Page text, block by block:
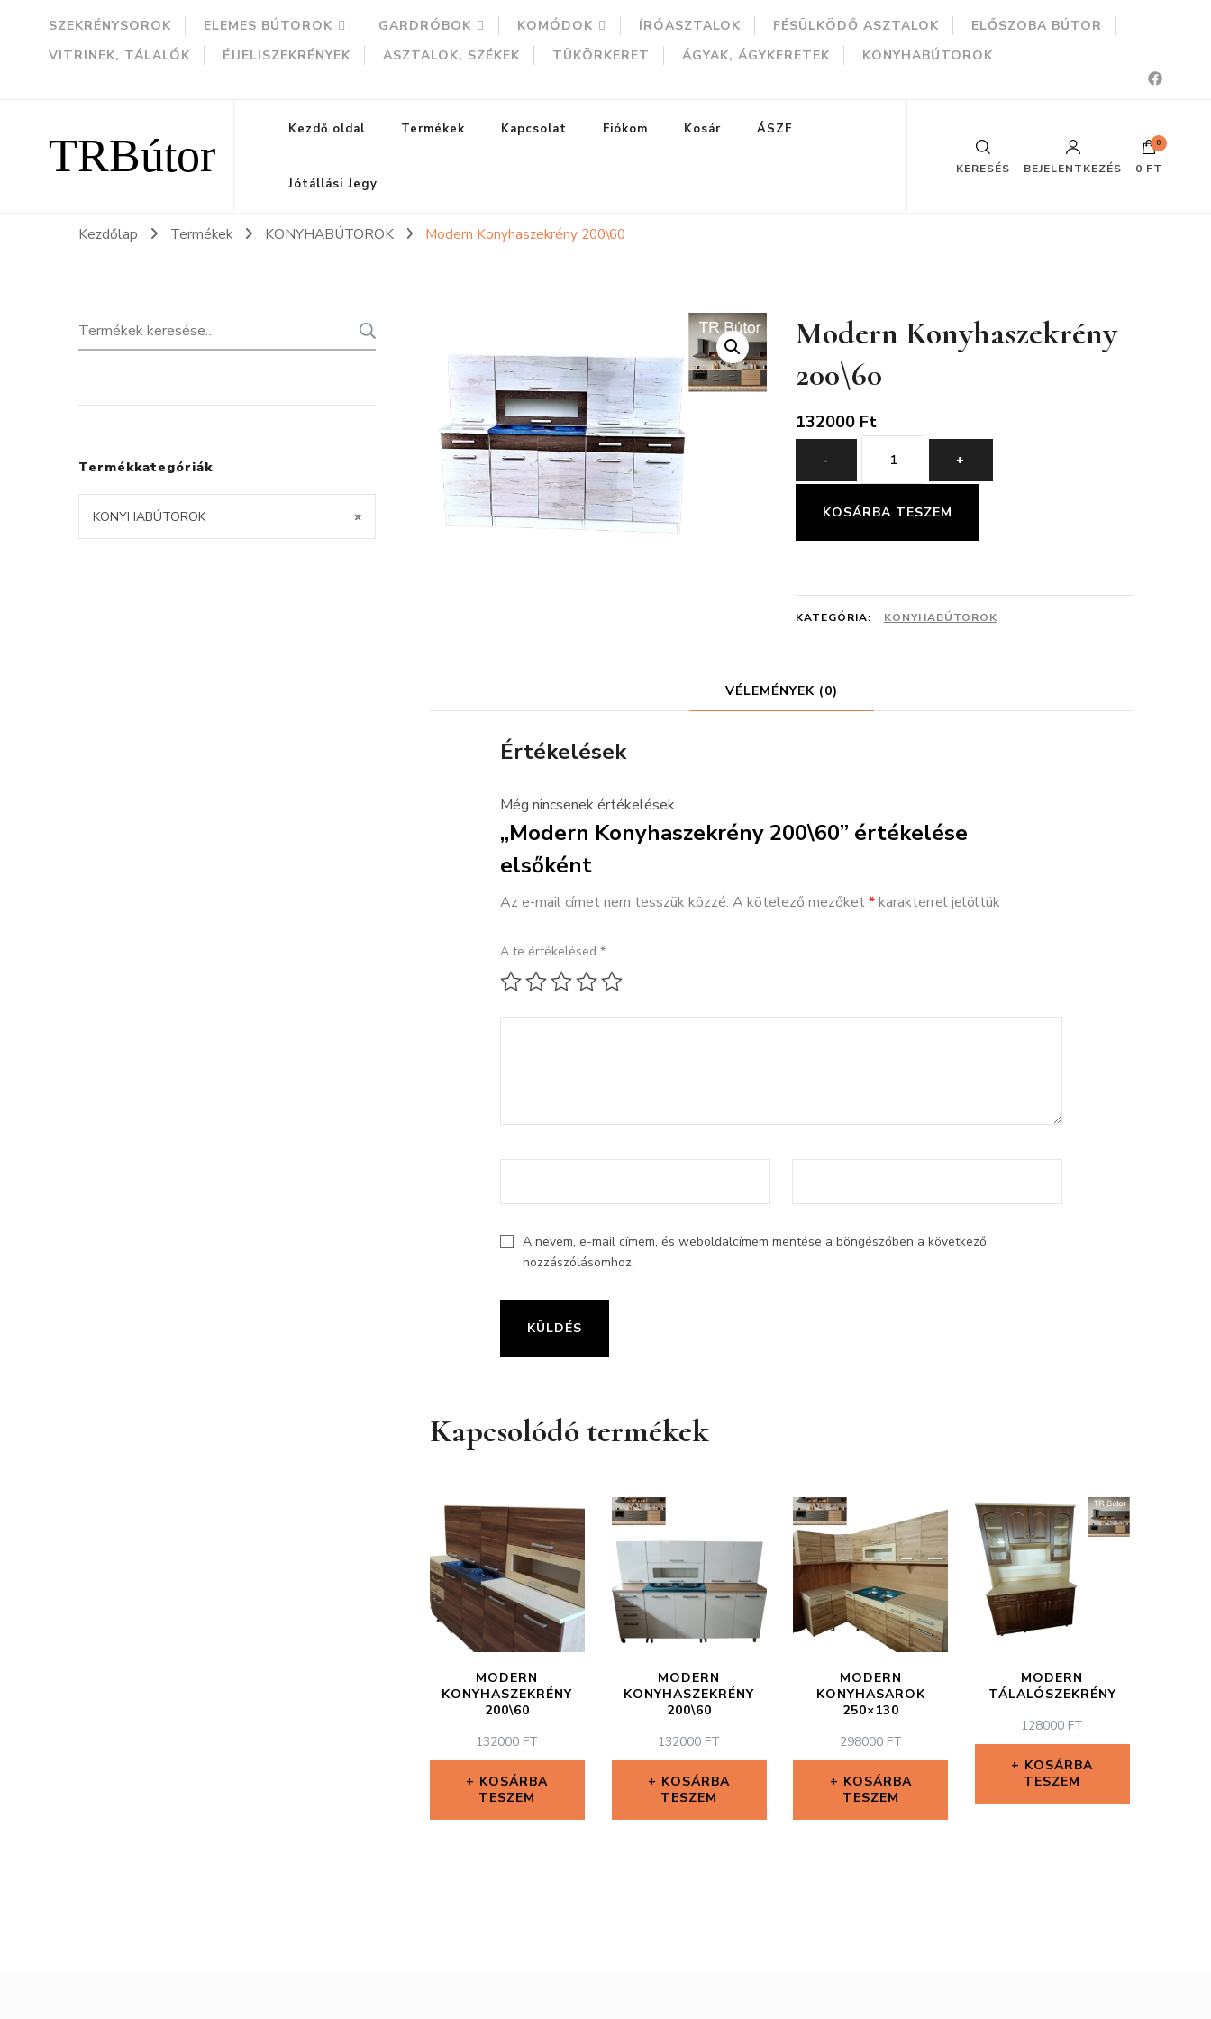
SZEKRÉNYSOROK ELEMES BÚTOROK GARDRÓBOK KOMÓDOK ÍRÓASZTALOK FÉSÜLKÖDŐ ASZTALOK
ELŐSZOBA BÚTOR
VITRINEK, TÁLALÓK
ÉJJELISZEKRÉNYEK ASZTALOK, SZÉKEK TÜKÖRKERET ÁGYAK, ÁGYKERETEK KONYHABÚTOROK
TRBútor Kezdő oldal Termékek Kapcsolat Fiókom Kosár ÁSZF
Jótállási Jegy
KERESÉS BEJELENTKEZÉS
0
0 FT
Kezdőlap Termékek KONYHABÚTOROK Modern Konyhaszekrény 200\60
Modern Konyhaszekrény
200\60
132000 Ft
-
Modern
Konyhaszekrény
200\60
mennyiség
+
KOSÁRBA TESZEM
KATEGÓRIA: KONYHABÚTOROK
VÉLEMÉNYEK (0)
Értékelések
Még nincsenek értékelések.
„Modern Konyhaszekrény 200\60” értékelése
elsőként
Az e-mail címet nem tesszük közzé. A kötelező mezőket*karakterrel jelöltük
A te értékelésed *
1 / 5 csillag
2 / 5 csillag
3 / 5 csillag
4 / 5 csillag
A nevem, e-mail címem, és weboldalcímem mentése a böngészőben a következő
hozzászólásomhoz.
Kapcsolódó termékek
MODERN
KONYHASZEKRÉNY
200\60
132000 FT
KOSÁRBA
TESZEM
MODERN
KONYHASZEKRÉNY
200\60
132000 FT
KOSÁRBA
TESZEM
MODERN
KONYHASAROK
250×130
298000 FT
KOSÁRBA
TESZEM
MODERN
TÁLALÓSZEKRÉNY
128000 FT
KOSÁRBA
TESZEM
Keresés
a
Termékkategóriák
×
KONYHABÚTOROK